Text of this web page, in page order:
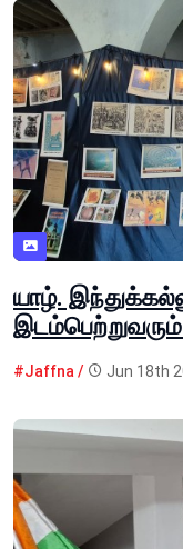
யாழ்.
#Jaffna / Jun 18th